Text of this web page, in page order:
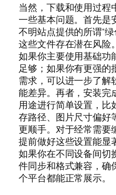
当然，下载和使用过程
一些基本问题。首先是
不明站点提供的所谓“绿
这些文件存在潜在风险
如果你主要使用基础功
足够；如果你有更强的
需求，可以进一步了解
能差异。再者，安装完
用途进行简单设置，比
存路径、图片尺寸偏好
更顺手。对于经常需要
提前做好这些设置能显
如果你在不同设备间切
件同步和格式兼容，确
个平台都能正常展示。